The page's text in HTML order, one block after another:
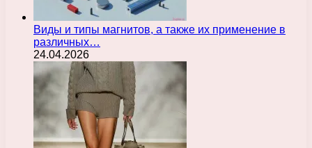
Виды и типы магнитов, а также их применение в
различных…
24.04.2026